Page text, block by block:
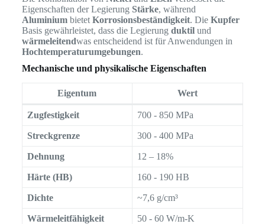
Eigenschaften der Legierung Stärke, während
Aluminiumbietet Korrosionsbeständigkeit. Die Kupfer
Basis gewährleistet, dass die Legierung duktilund
wärmeleitendwas entscheidend ist für Anwendungen in
Hochtemperaturumgebungen.
Mechanische und physikalische Eigenschaften
Eigentum Wert
Zugfestigkeit 700 - 850 MPa
Streckgrenze 300 - 400 MPa
Dehnung 12 – 18%
Härte (HB) 160 - 190 HB
Dichte ~7,6 g/cm³
Wärmeleitfähigkeit 50 - 60 W/m-K